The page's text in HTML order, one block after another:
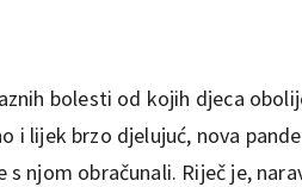
bolesti od kojih djeca
i lijek brzo djelujuć, nova
s njom obračunali. Riječ je,